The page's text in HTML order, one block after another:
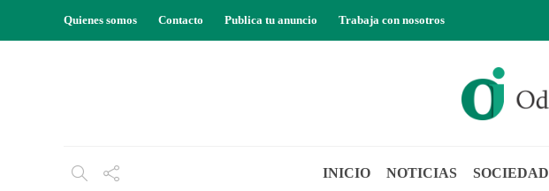
Quienes somos Contacto Publica tu anuncio Trabaja con nosotros
INICIO NOTICIAS SOCIEDAD